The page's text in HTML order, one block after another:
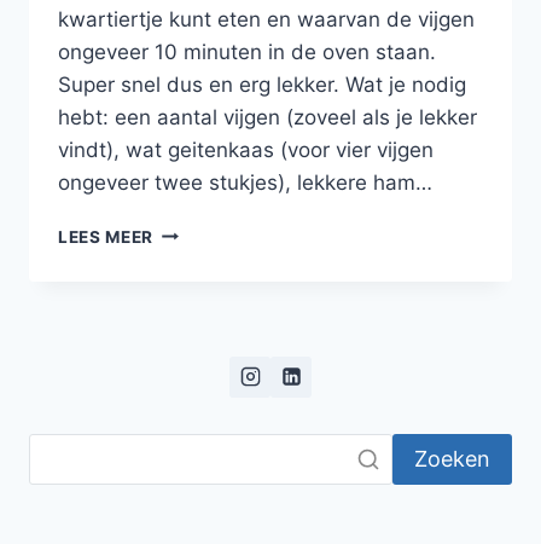
kwartiertje kunt eten en waarvan de vijgen
ongeveer 10 minuten in de oven staan.
Super snel dus en erg lekker. Wat je nodig
hebt: een aantal vijgen (zoveel als je lekker
vindt), wat geitenkaas (voor vier vijgen
ongeveer twee stukjes), lekkere ham…
LEES MEER SALADE
EN
Zoeken